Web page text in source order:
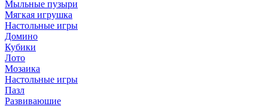
Мыльные пузыри
Мягкая игрушка
Настольные игры
Домино
Кубики
Лото
Мозаика
Настольные игры
Пазл
Развиваюшие